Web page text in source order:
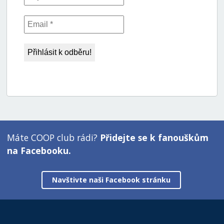
Máte COOP club rádi? Přidejte se k fanouškům
na Facebooku.
Navštivte naši Facebook stránku